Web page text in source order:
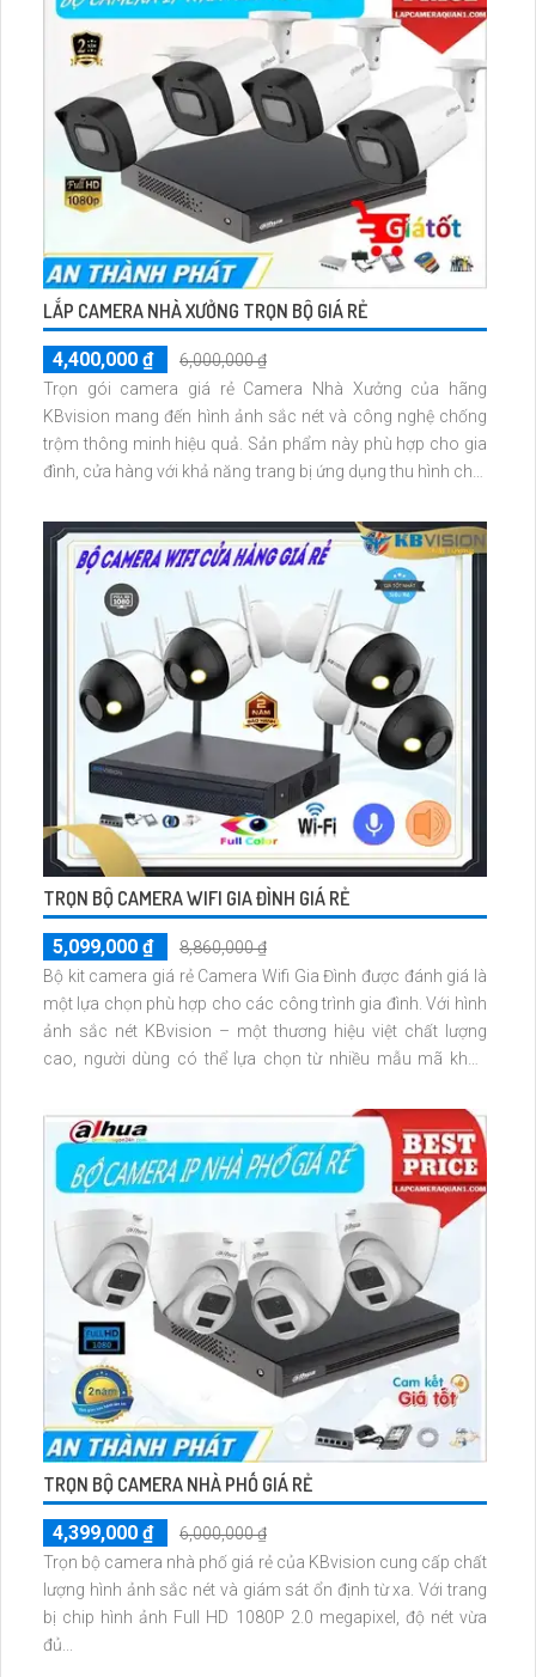
LẮP CAMERA NHÀ XƯỞNG TRỌN BỘ GIÁ RẺ
4,400,000 ₫
6,000,000 ₫
Trọn gói camera giá rẻ Camera Nhà Xưởng của hãng
KBvision mang đến hình ảnh sắc nét và công nghệ chống
trộm thông minh hiệu quả. Sản phẩm này phù hợp cho gia
đình, cửa hàng với khả năng trang bị ứng dụng thu hình chất
TRỌN BỘ CAMERA WIFI GIA ĐÌNH GIÁ RẺ
5,099,000 ₫
8,860,000 ₫
Bộ kit camera giá rẻ Camera Wifi Gia Đình được đánh giá là
một lựa chọn phù hợp cho các công trình gia đình. Với hình
ảnh sắc nét KBvision – một thương hiệu việt chất lượng
cao, người dùng có thể lựa chọn từ nhiều mẫu mã khác
TRỌN BỘ CAMERA NHÀ PHỐ GIÁ RẺ
4,399,000 ₫
6,000,000 ₫
Trọn bộ camera nhà phố giá rẻ của KBvision cung cấp chất
lượng hình ảnh sắc nét và giám sát ổn định từ xa. Với trang
bị chip hình ảnh Full HD 1080P 2.0 megapixel, độ nét vừa
đủ...